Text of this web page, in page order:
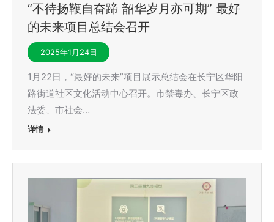
“不待扬鞭自奋蹄 韶华岁月亦可期” 最好
的未来项目总结会召开
2025年1月24日
1月22日，“最好的未来”项目展示总结会在长宁区华阳
路街道社区文化活动中心召开。市禁毒办、长宁区政
法委、市社会…
详情